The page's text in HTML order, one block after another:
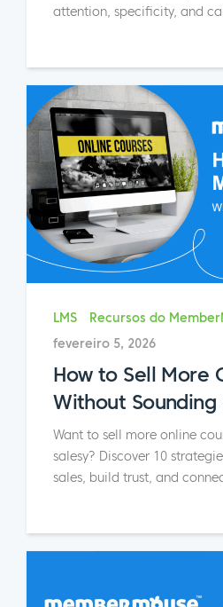
attention, specificity, and
LMS
Recursos do
fevereiro 5, 2026
How to Sell More
Without Sounding
Want to sell more online
salesy? Discover 10
sales, build trust, and